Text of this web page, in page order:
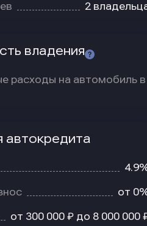
2
владения
расходы на автомобиль в
автокредита
от
от 300 000 ₽ до 8 000 000